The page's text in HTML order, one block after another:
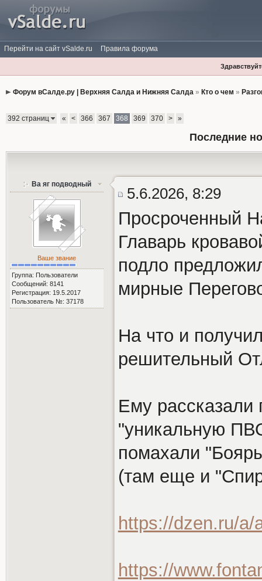
Перейти на сайт vSalde.ru Правила форума
Форум вСалде.ру | Верхняя Салда и Нижняя Салда» Кто о чем »
392 страниц « < 366 367 368 369 370 > »
Последние
Ва яг подводный
Ваше звание
Группа: Пользователи
Сообщений: 8141
Регистрация: 19.5.2017
Пользователь №: 37178
5.6.2026, 8:29
Просроченный
Главарь
подло
мирные
На что и
решительный
Ему рассказали
"уникальную
помахали
(там еще и
https://dzen.ru/a/
https://